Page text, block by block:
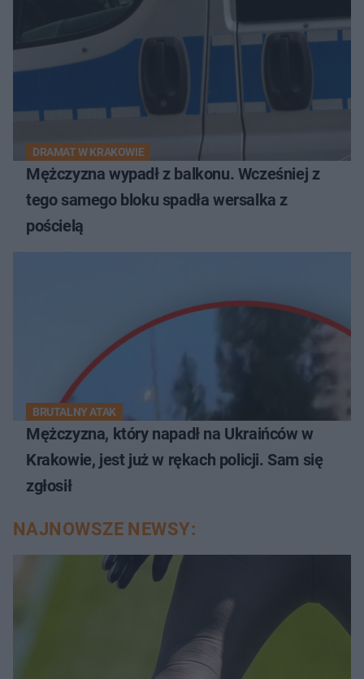
DRAMAT W KRAKOWIE
Mężczyzna wypadł z balkonu. Wcześniej z
tego samego bloku spadła wersalka z
pościelą
BRUTALNY ATAK
Mężczyzna, który napadł na Ukraińców w
Krakowie, jest już w rękach policji. Sam się
zgłosił
NAJNOWSZE NEWSY: